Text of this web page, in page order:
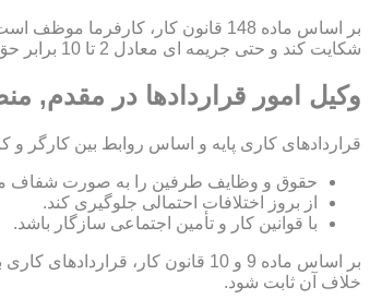
بر اساس ماده 148 قانون کار،
شکایت کند و حتی جریمه ای معادل 2 تا 10 برابر حق بیمه پرداخت نشده برای کارفرما اعمال شود.
وکیل امور قراردادها در مقدم,
قراردادهای کاری پایه و اساس روابط بین کارگر و
حقوق و وظایف طرفین را به صورت شفاف
از بروز اختلافات احتمالی جلوگیری کند.
با قوانین کار و تأمین اجتماعی سازگار باشد.
بر اساس ماده 9 و 10 قانون
خلاف آن ثابت شود.